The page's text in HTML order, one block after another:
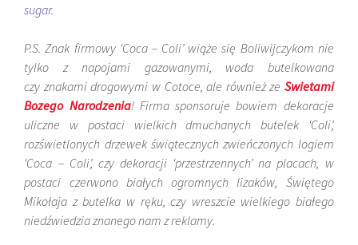
sugar.
P.S. Znak firmowy ‘Coca – Coli’ wiąże się Boliwijczykom nie
tylko z napojami gazowanymi, woda butelkowana
czy znakami drogowymi w Cotoce, ale również ze Swietami
Bozego Narodzenia! Firma sponsoruje bowiem dekoracje
uliczne w postaci wielkich dmuchanych butelek ‘Coli’,
rozświetlonych drzewek świątecznych zwieńczonych logiem
‘Coca – Coli’, czy dekoracji ‘przestrzennych’ na placach, w
postaci czerwono białych ogromnych lizaków, Świętego
Mikołaja z butelka w ręku, czy wreszcie wielkiego białego
niedźwiedzia znanego nam z reklamy.